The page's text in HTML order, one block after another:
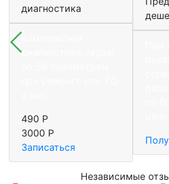
диагностика
диагностика Jaguar
490 Р
3000 Р
Записаться
Независимые